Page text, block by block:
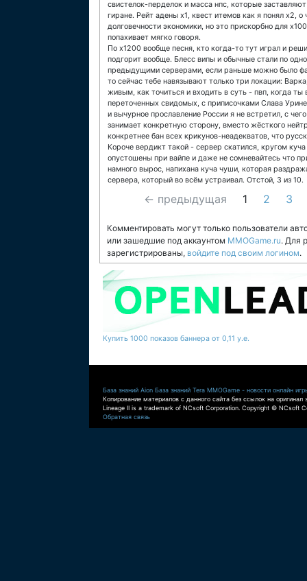
свистелок-перделок и масса нпс, которые
гиране. Рейт адены х1, квест итемов как я понял х2,
долговечности экономики, но это прискорбно для
попахивает мягко говоря.
По х1200 вообще песня, кто когда-то тут играл и
подгорит вообще. Блесс випы и обычные стали по
предыдущими серверами, если раньше можно было
то сейчас тебе навязывают только три локации:
живым, как точиться и входить в суть - пвп, когда ты
переточенных свидомых, с приписочками Слава
и вычурное прославление России я не встретил, с
занимает конкретную сторону, вместо жёсткого
конкретнее бан всех крикунов-неадекватов, что
Короче вердикт такой - сервер скатился, кругом
опустошены при вайпе и даже не сомневайтесь что
намного вырос, напихана куча чуши, которая
сервера, который во всём устраивал. Отстой, 3 из 10.
← предыдущая 1 2 3
Комментировать могут только пользователи
или зашедшие под аккаунтом MMOGame.ru. Для
зарегистрированы, войдите под своим логином.
Купить 1000 показов баннера от 0,11 у.е.
База знаний Aion База знаний Tera MMOGame - новости онлайн
Копирование материалов с данного сайта без ссылок на оригинал
Lineage II is a trademark of NCsoft Corporation. Copyright © NCsoft
Обратная связь